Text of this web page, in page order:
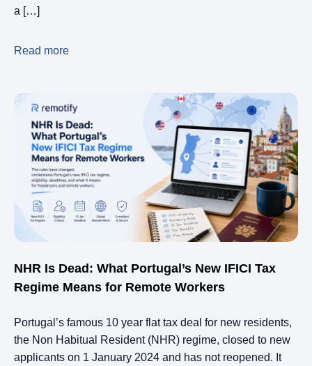
a […]
Read more
NHR Is Dead: What Portugal’s New IFICI Tax
Regime Means for Remote Workers
Portugal’s famous 10 year flat tax deal for new residents,
the Non Habitual Resident (NHR) regime, closed to new
applicants on 1 January 2024 and has not reopened. It